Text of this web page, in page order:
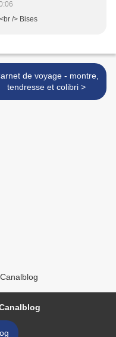
/> Bises
de voyage - montre,
tendresse et colibri >